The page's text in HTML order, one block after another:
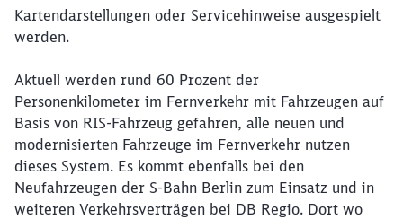
Kartendarstellungen oder Servicehinweise ausgespielt
werden.
Aktuell werden rund 60 Prozent der
Personenkilometer im Fernverkehr mit Fahrzeugen auf
Basis von RIS-Fahrzeug gefahren, alle neuen und
modernisierten Fahrzeuge im Fernverkehr nutzen
dieses System. Es kommt ebenfalls bei den
Neufahrzeugen der S-Bahn Berlin zum Einsatz und in
weiteren Verkehrsverträgen bei DB Regio. Dort wo